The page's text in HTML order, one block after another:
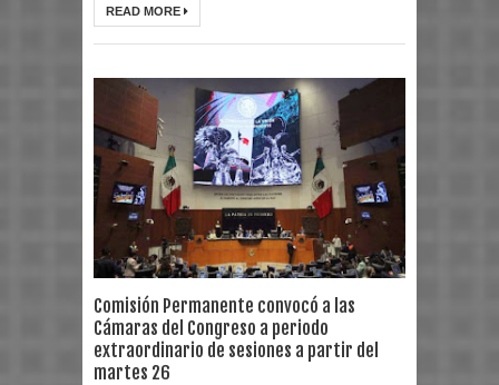
READ MORE
Comisión Permanente convocó a las
Cámaras del Congreso a periodo
extraordinario de sesiones a partir del
martes 26